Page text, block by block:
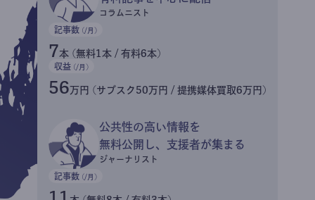
コラムニスト
記事数 (/月)
7本 (無料1本 / 有料6本)
収益 (/月)
56万円 (サブスク50万円 / 提携媒体買取6万円)
公共性の高い情報を
無料公開し、支援者が集まる
ジャーナリスト
記事数 (/月)